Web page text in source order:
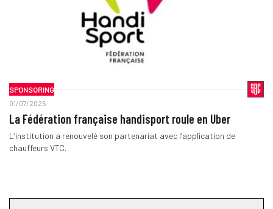
SPONSORING
01/07/2025
La Fédération française handisport roule en Uber
L’institution a renouvelé son partenariat avec l’application de
chauffeurs VTC.